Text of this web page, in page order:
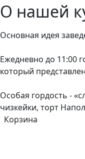
О нашей
Основная идея
Ежедневно до 11:00
который
Особая гордость -
чизкейки, торт
Корзина